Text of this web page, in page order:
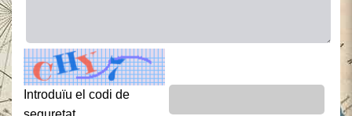
Introduïu el codi de